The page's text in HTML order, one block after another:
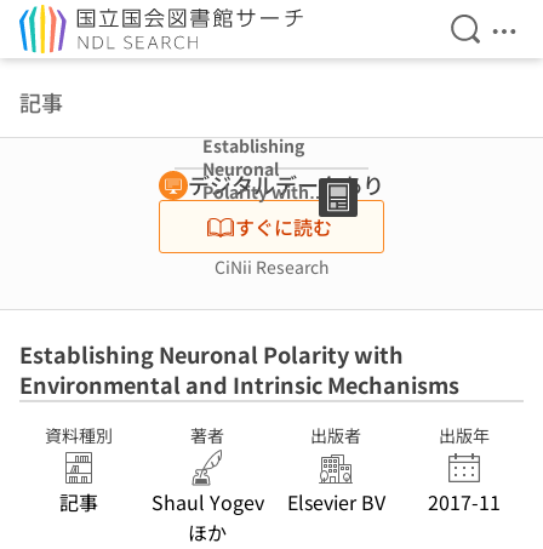
検索を
メ
記事
Establishing
Neuronal
Polarity with
Environmental
and Intrinsic
Mechanisms
デジタルデータあり
すぐに読む
CiNii Research
Establishing Neuronal Polarity with
Environmental and Intrinsic Mechanisms
資料種別
記事
著者
Shaul Yogev
ほか
出版者
Elsevier BV
出版年
2017-11